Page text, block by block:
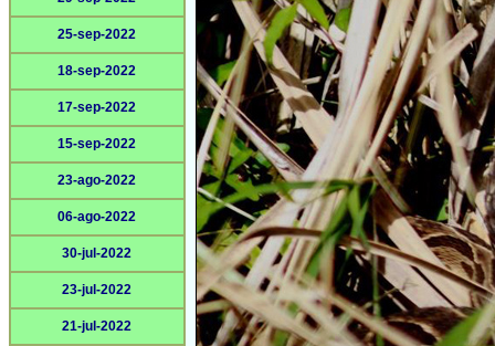
25-sep-2022
18-sep-2022
17-sep-2022
15-sep-2022
23-ago-2022
06-ago-2022
30-jul-2022
23-jul-2022
21-jul-2022